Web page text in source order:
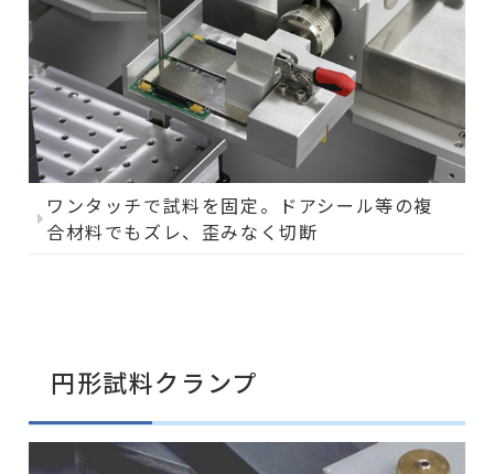
ワンタッチで試料を固定。ドアシール等の複
合材料でもズレ、歪みなく切断
円形試料クランプ